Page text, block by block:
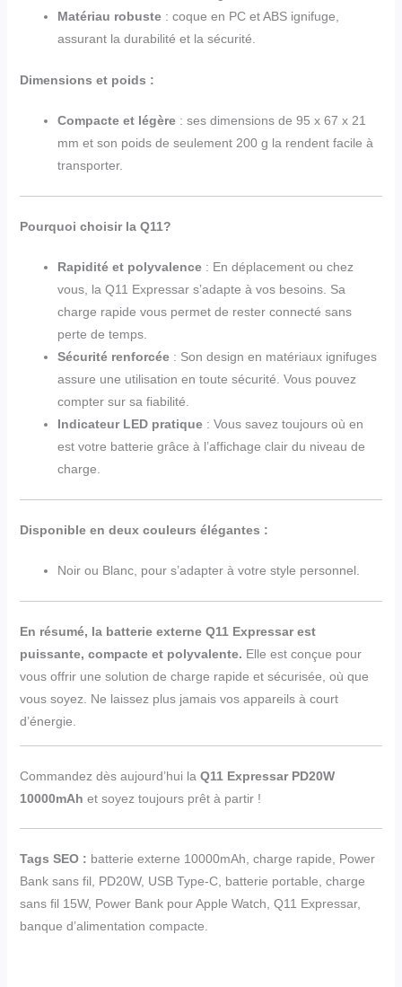
Matériau robuste: coque en PC et ABS ignifuge,
assurant la durabilité et la sécurité.
Dimensions et poids :
Compacte et légère: ses dimensions de 95 x 67 x 21
mm et son poids de seulement 200 g la rendent facile à
transporter.
Pourquoi choisir la Q11?
Rapidité et polyvalence: En déplacement ou chez
vous, la Q11 Expressar s’adapte à vos besoins. Sa
charge rapide vous permet de rester connecté sans
perte de temps.
Sécurité renforcée: Son design en matériaux ignifuges
assure une utilisation en toute sécurité. Vous pouvez
compter sur sa fiabilité.
Indicateur LED pratique: Vous savez toujours où en
est votre batterie grâce à l’affichage clair du niveau de
charge.
Disponible en deux couleurs élégantes :
Noir ou Blanc, pour s’adapter à votre style personnel.
En résumé, la batterie externe Q11 Expressar est
puissante, compacte et polyvalente. Elle est conçue pour
vous offrir une solution de charge rapide et sécurisée, où que
vous soyez. Ne laissez plus jamais vos appareils à court
d’énergie.
Commandez dès aujourd’hui la Q11 Expressar PD20W
10000mAh et soyez toujours prêt à partir !
Tags SEO : batterie externe 10000mAh, charge rapide, Power
Bank sans fil, PD20W, USB Type-C, batterie portable, charge
sans fil 15W, Power Bank pour Apple Watch, Q11 Expressar,
banque d’alimentation compacte.